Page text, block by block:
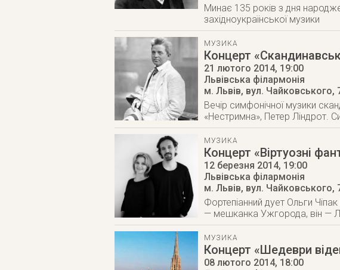
Минає 135 років з дня
західноукраїнської музики
МУЗИКА
Концерт
21 лютого 2014, 19:00
Львівська філармонія
м. Львів, вул. Чайковського,
Вечір симфонічної музики
«Нестримна», Петер Ліндрот.
МУЗИКА
Концерт «Віртуозні
12 березня 2014, 19:00
Львівська філармонія
м. Львів, вул. Чайковського,
Фортепіанний дует Ольги
— мешканка Ужгорода, він —
МУЗИКА
Концерт «Шедеври
08 лютого 2014, 18:00